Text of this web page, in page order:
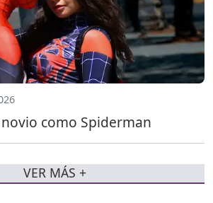
como Spiderman
VER MÁS +